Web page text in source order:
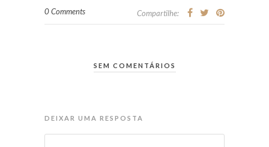
0 Comments Compartilhe:
SEM COMENTÁRIOS
DEIXAR UMA RESPOSTA